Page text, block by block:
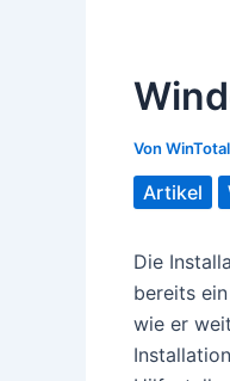
Von
Artikel
Die
bereits
wie er